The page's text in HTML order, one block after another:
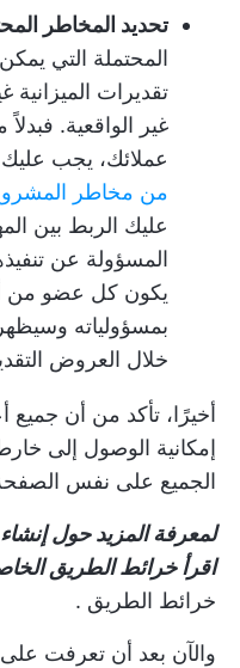
تحديد المخاطر
المحتملة التي
تقديرات الميزانية
غير الواقعية.
عملائك، يجب
من مخاطر
عليك الربط بين
المسؤولة عن
يكون كل عضو من
بمسؤولياته
خلال العروض
أخيرًا، تأكد من أن جميع
إمكانية الوصول إلى
الجميع على نفس
لمعرفة المزيد حول
اقرأ خرائط الطريق
خرائط الطريق .
والآن بعد أن تعرفت